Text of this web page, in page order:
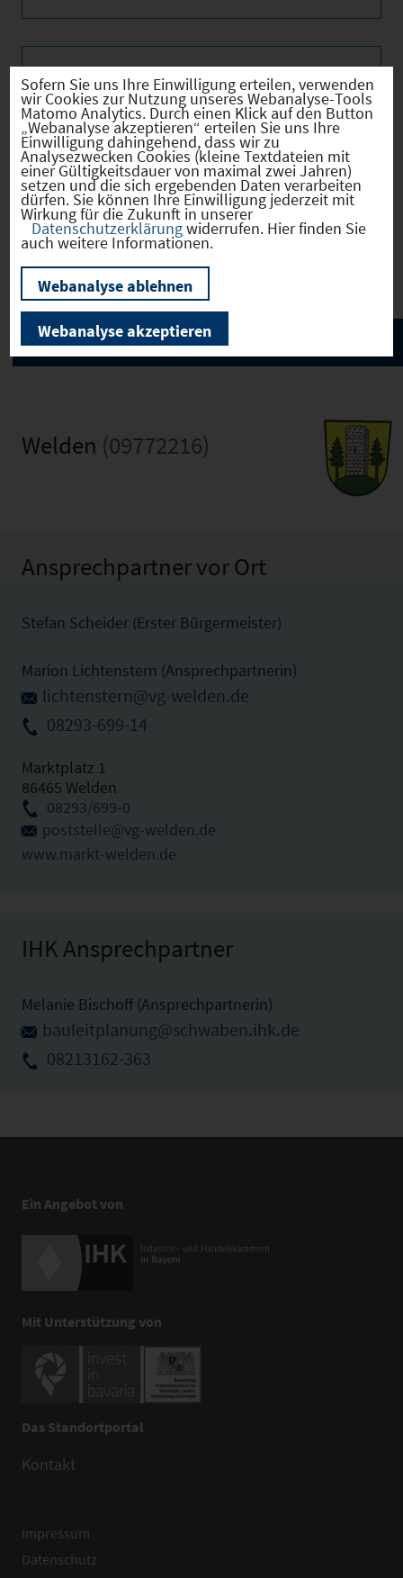
Sozialvers. Beschäftigte
Verkehrsinfrastruktur
Kommunale Infrastruktur
Welden (09772216)
Ansprechpartner vor Ort
Stefan Scheider (Erster Bürgermeister)
Marion Lichtenstern (Ansprechpartnerin)
lichtenstern@vg-welden.de
08293-699-14
Marktplatz 1
86465 Welden
08293/699-0
poststelle@vg-welden.de
www.markt-welden.de
IHK Ansprechpartner
Melanie Bischoff (Ansprechpartnerin)
bauleitplanung@schwaben.ihk.de
08213162-363
Ein Angebot von
Mit Unterstützung von
Das Standortportal
Kontakt
Impressum
Datenschutz
Sofern Sie uns Ihre Einwilligung erteilen, verwenden
wir Cookies zur Nutzung unseres Webanalyse-Tools
Matomo Analytics. Durch einen Klick auf den Button
„Webanalyse akzeptieren“ erteilen Sie uns Ihre
Einwilligung dahingehend, dass wir zu
Analysezwecken Cookies (kleine Textdateien mit
einer Gültigkeitsdauer von maximal zwei Jahren)
setzen und die sich ergebenden Daten verarbeiten
dürfen. Sie können Ihre Einwilligung jederzeit mit
Wirkung für die Zukunft in unserer
Datenschutzerklärungwiderrufen. Hier finden Sie
auch weitere Informationen.
Webanalyse ablehnen
Webanalyse akzeptieren